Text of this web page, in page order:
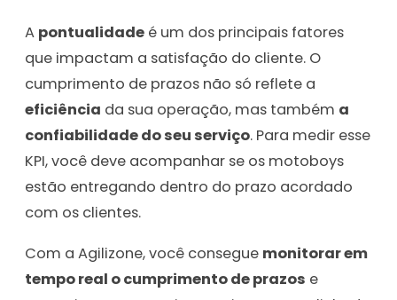
A pontualidade é um dos principais fatores
que impactam a satisfação do cliente. O
cumprimento de prazos não só reflete a
eficiência da sua operação, mas também a
confiabilidade do seu serviço. Para medir esse
KPI, você deve acompanhar se os motoboys
estão entregando dentro do prazo acordado
com os clientes.
Com a Agilizone, você consegue monitorar em
tempo real o cumprimento de prazos e